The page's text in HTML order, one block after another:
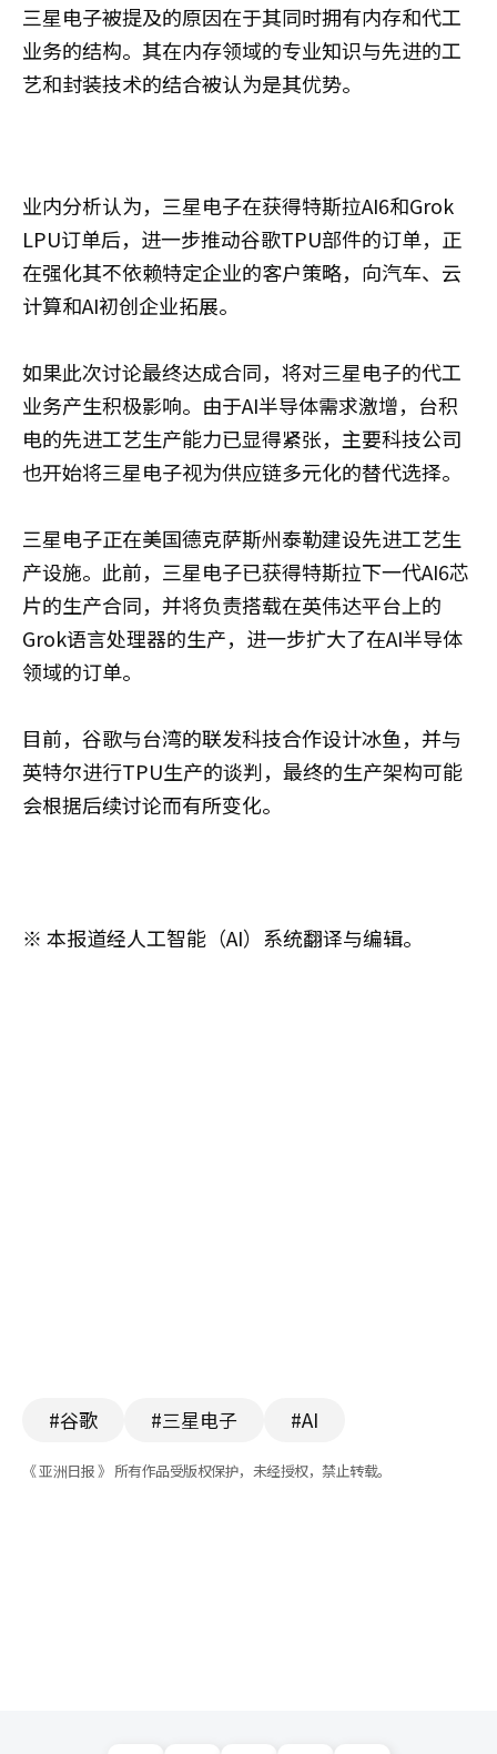
三星电子被提及的原因在于其同时拥有内存和代工
业务的结构。其在内存领域的专业知识与先进的工
艺和封装技术的结合被认为是其优势。
业内分析认为，三星电子在获得特斯拉AI6和Grok
LPU订单后，进一步推动谷歌TPU部件的订单，正
在强化其不依赖特定企业的客户策略，向汽车、云
计算和AI初创企业拓展。
如果此次讨论最终达成合同，将对三星电子的代工
业务产生积极影响。由于AI半导体需求激增，台积
电的先进工艺生产能力已显得紧张，主要科技公司
也开始将三星电子视为供应链多元化的替代选择。
三星电子正在美国德克萨斯州泰勒建设先进工艺生
产设施。此前，三星电子已获得特斯拉下一代AI6芯
片的生产合同，并将负责搭载在英伟达平台上的
Grok语言处理器的生产，进一步扩大了在AI半导体
领域的订单。
目前，谷歌与台湾的联发科技合作设计冰鱼，并与
英特尔进行TPU生产的谈判，最终的生产架构可能
会根据后续讨论而有所变化。
※ 本报道经人工智能（AI）系统翻译与编辑。
#谷歌 #三星电子 #AI
《 亚洲日报 》 所有作品受版权保护，未经授权，禁止转载。